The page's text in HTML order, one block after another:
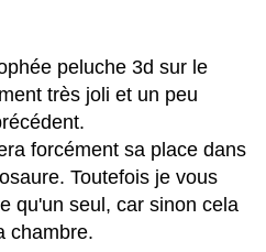
peluche 3d sur le
très joli et un peu
forcément sa place dans
Toutefois je vous
qu'un seul, car sinon cela
chambre.